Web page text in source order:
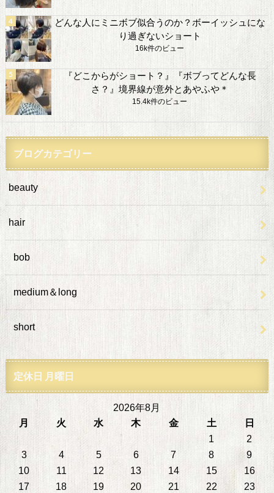
どんな人にミニボブ似合うのか？ボーイッシュにな
り過ぎないショート
16k件のビュー
『どこからがショート？』『ボブってどんな長
さ？』境界線が意外とあやふや＊
15.4k件のビュー
ブログカテゴリー
beauty
hair
bob
medium＆long
short
定休日 月曜日
2026年8月
月
火 水 木 金 土
日
1
2
3
4 5 6 7 8
9
10
11 12 13 14 15
16
17
18 19 20 21 22
23